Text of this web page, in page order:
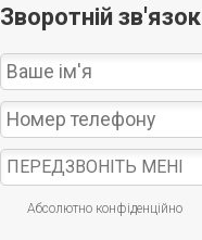
Зворотній зв'язок
Абсолютно конфіденційно